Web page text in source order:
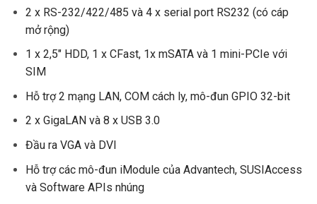
2 x RS-232/422/485 và 4 x serial port RS232 (có cáp
mở rộng)
1 x 2,5″ HDD, 1 x CFast, 1x mSATA và 1 mini-PCIe với
SIM
Hỗ trợ 2 mạng LAN, COM cách ly, mô-đun GPIO 32-bit
2 x GigaLAN và 8 x USB 3.0
Đầu ra VGA và DVI
Hỗ trợ các mô-đun iModule của Advantech, SUSIAccess
và Software APIs nhúng